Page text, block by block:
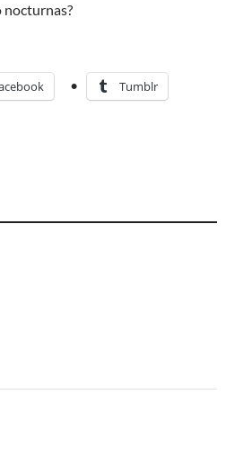
nocturnas?
Tumblr